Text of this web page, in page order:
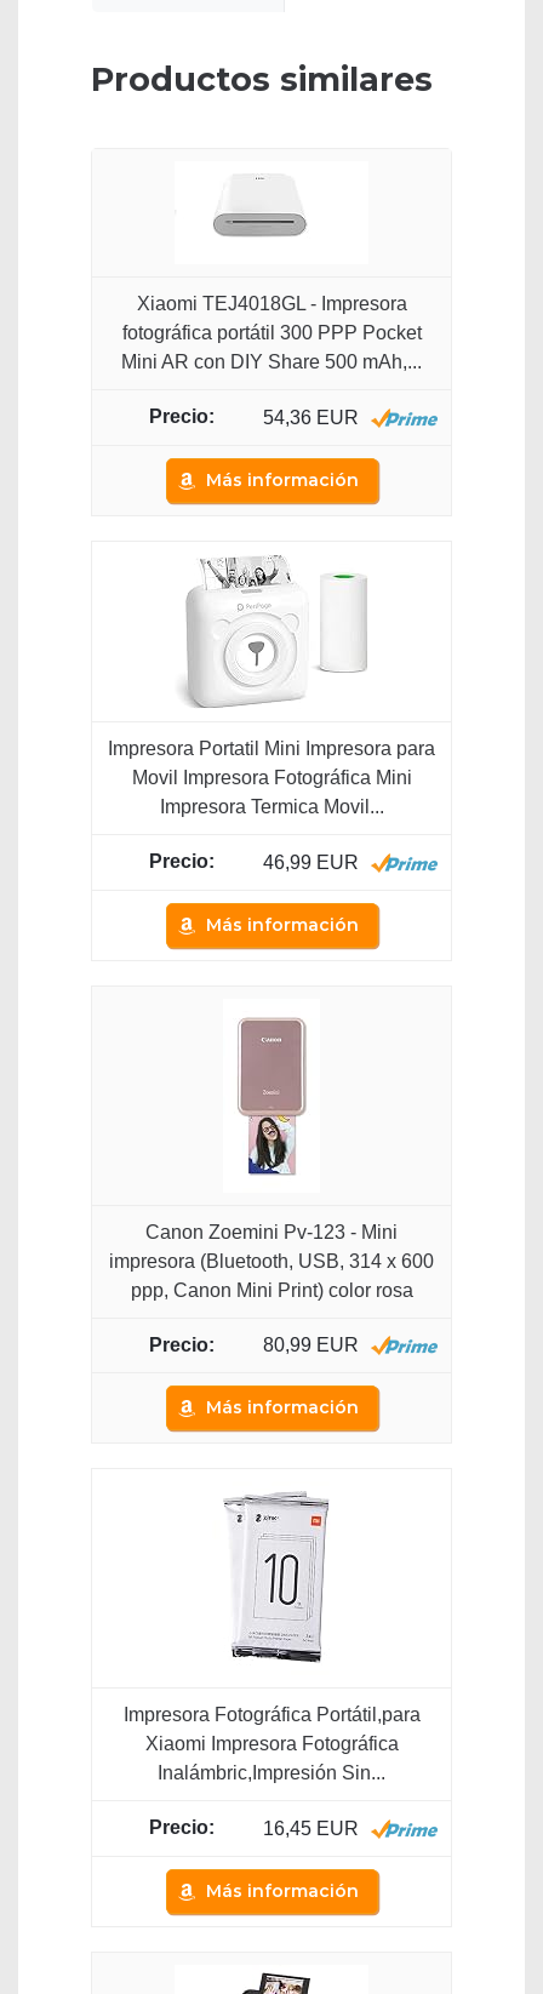
Productos similares
Xiaomi TEJ4018GL - Impresora
fotográfica portátil 300 PPP Pocket
Mini AR con DIY Share 500 mAh,...
54,36 EUR
Más información
Impresora Portatil Mini Impresora para
Movil Impresora Fotográfica Mini
Impresora Termica Movil...
46,99 EUR
Más información
Canon Zoemini Pv-123 - Mini
impresora (Bluetooth, USB, 314 x 600
ppp, Canon Mini Print) color rosa
80,99 EUR
Más información
Impresora Fotográfica Portátil,para
Xiaomi Impresora Fotográfica
Inalámbric,Impresión Sin...
16,45 EUR
Más información